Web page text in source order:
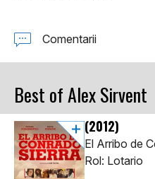
Comentarii
Best of Alex Sirvent
(2012)
El Arribo de
Rol: Lotario